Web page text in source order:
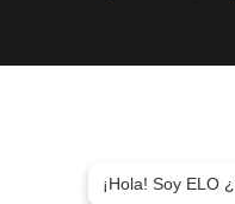
¡Hola! Soy ELO